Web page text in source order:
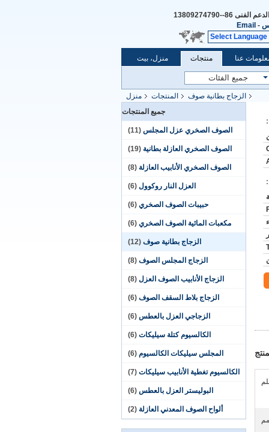
الفنى 86--13809274790
-
Email
Select Language
منزل، بيت منتجات عنا
منزل المنتجات
الزجاج بطانية صوف
جميع المنتجات
الصوف الصخري عزل المجلس (11)
الصوف الصخري العازلة بطانية (19)
الصوف الصخري الأنابيب العازلة (8)
العزل النار روكوول (6)
حبيبات الصوف الصخري (6)
مكعبات المائية الصوف الصخري (6)
الزجاج بطانية صوف (12)
الزجاج المجلس الصوف (8)
الزجاج الأنابيب الصوف العزل (8)
الزجاج بلاط السقف الصوف (6)
الزجاجي العزل بالعطس (6)
الكالسيوم كتلة سيليكات (6)
المجلس سيليكات الكالسيوم (6)
الكالسيوم تغطية الأنابيب سيليكات (7)
البوليستر العزل بالعطس (6)
ألواح الصوف المعدني العازلة (2)